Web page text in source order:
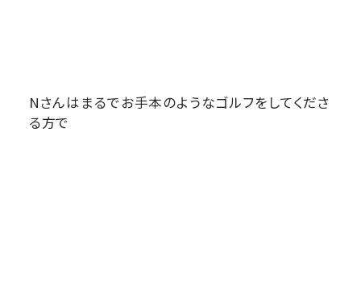
Nさんはまるでお手本のようなゴルフをしてくださ
る方で